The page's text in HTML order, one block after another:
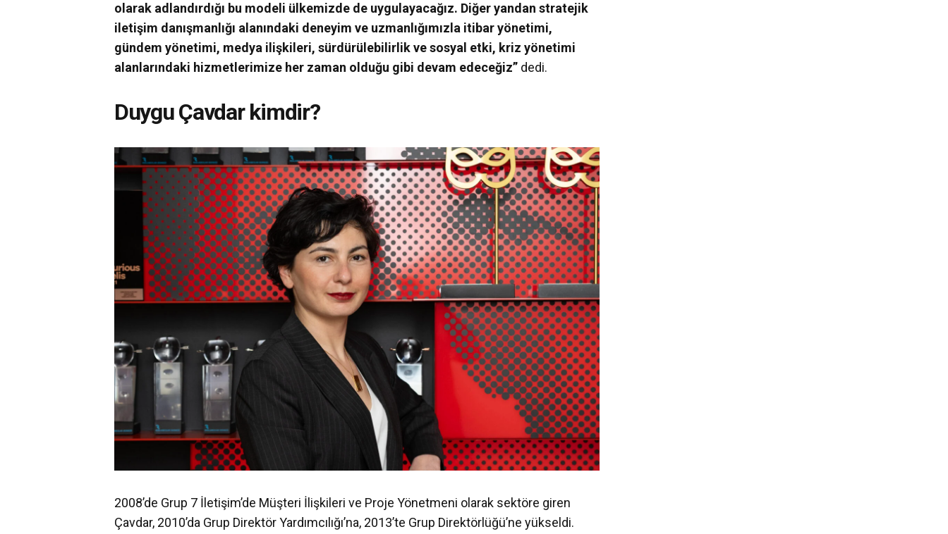
olarak adlandırdığı bu modeli ülkemizde de uygulayacağız. Diğer yandan stratejik
iletişim danışmanlığı alanındaki deneyim ve uzmanlığımızla itibar yönetimi,
gündem yönetimi, medya ilişkileri, sürdürülebilirlik ve sosyal etki, kriz yönetimi
alanlarındaki hizmetlerimize her zaman olduğu gibi devam edeceğiz” dedi.
Duygu Çavdar kimdir?
2008’de Grup 7 İletişim’de Müşteri İlişkileri ve Proje Yönetmeni olarak sektöre giren
Çavdar, 2010’da Grup Direktör Yardımcılığı’na, 2013’te Grup Direktörlüğü’ne yükseldi.